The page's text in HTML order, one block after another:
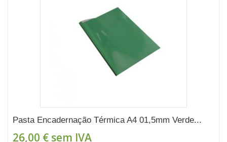
Pasta Encadernação Térmica A4 01,5mm Verde...
26,00 € sem IVA